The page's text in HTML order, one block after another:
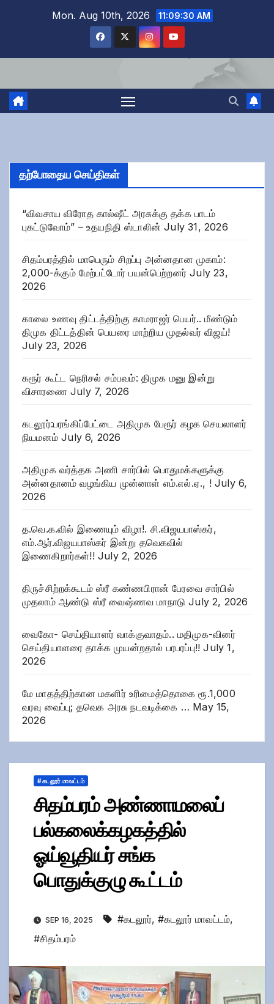
Mon. Aug 10th, 2026 11:09:30 AM
தற்போதைய செய்திகள்
“விவசாய விரோத கால்ஷீட் அரசுக்கு தக்க பாடம்
புகட்டுவோம்” – உதயநிதி ஸ்டாலின் July 31, 2026
சிதம்பரத்தில் மாபெரும் சிறப்பு அன்னதான முகாம்:
2,000-க்கும் மேற்பட்டோர் பயன்பெற்றனர் July 23,
2026
காலை உணவு திட்டத்திற்கு காமராஜர் பெயர்.. மீண்டும்
திமுக திட்டத்தின் பெயரை மாற்றிய முதல்வர் விஜய்!
July 23, 2026
கரூர் கூட்ட நெரிசல் சம்பவம்: திமுக மனு இன்று
விசாரணை July 7, 2026
கடலூர்:பரங்கிப்பேட்டை அதிமுக பேரூர் கழக செயலாளர்
நியமனம் July 6, 2026
அதிமுக வர்த்தக அணி சார்பில் பொதுமக்களுக்கு
அன்னதானம் வழங்கிய முன்னாள் எம்.எல்.ஏ., ! July 6,
2026
த.வெ.க.வில் இணையும் விழா!. சி.விஜயபாஸ்கர்,
எம்.ஆர்.விஜயபாஸ்கர் இன்று தவெகவில்
இணைகிறார்கள்!! July 2, 2026
திருச்சிற்றக்கூடம் ஸ்ரீ கண்ணபிரான் பேரவை சார்பில்
முதலாம் ஆண்டு ஸ்ரீ வைஷ்ணவ மாநாடு July 2, 2026
வைகோ- செய்தியாளர் வாக்குவாதம்.. மதிமுக-வினர்
செய்தியாளரை தாக்க முயன்றதால் பரபரப்பு!! July 1,
2026
மே மாதத்திற்கான மகளிர் உரிமைத்தொகை ரூ.1,000
வரவு வைப்பு; தவெக அரசு நடவடிக்கை … May 15,
2026
# கடலூர் மாவட்டம்
சிதம்பரம் அண்ணாமலைப்
பல்கலைக்கழகத்தில்
ஓய்வூதியர் சங்க
பொதுக்குழு கூட்டம்
SEP 16, 2025 #கடலூர், #கடலூர் மாவட்டம்,
#சிதம்பரம்